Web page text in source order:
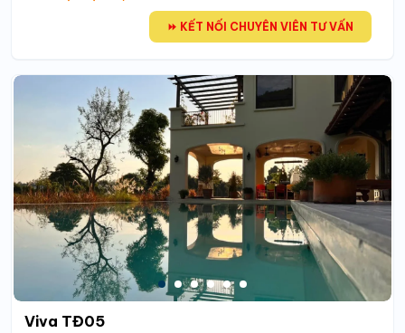
⏩ KẾT NỐI CHUYÊN VIÊN TƯ VẤN
Viva TĐ05